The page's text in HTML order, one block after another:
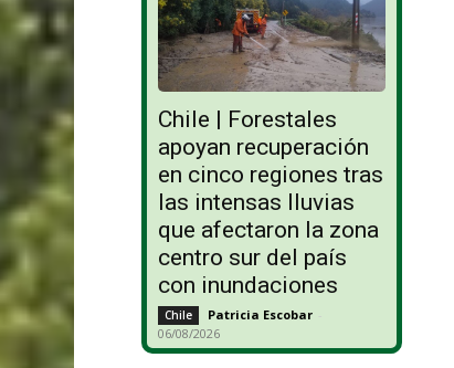
Chile | Forestales
apoyan recuperación
en cinco regiones tras
las intensas lluvias
que afectaron la zona
centro sur del país
con inundaciones
Chile Patricia Escobar -
06/08/2026